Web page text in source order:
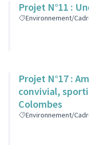
Projet N°11 :
Environnement/
Projet N°17 :
convivial,
Colombes
Environnement/